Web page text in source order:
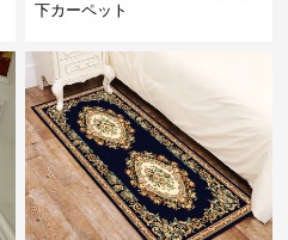
下カーペット